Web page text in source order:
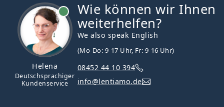
Helena
Deutschsprachiger
Kundenservice
Wie können wir Ihnen
weiterhelfen?
We also speak English
(Mo-Do: 9-17 Uhr, Fr: 9-16 Uhr)
08452 44 10 394
info@lentiamo.de